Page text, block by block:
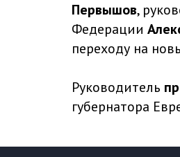
Первышов,
Федерации
переходу на
Руководитель
губернатора